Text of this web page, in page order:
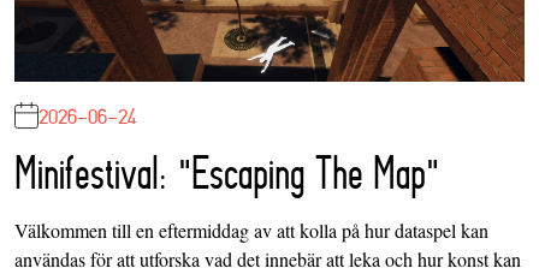
2026-06-24
Minifestival: "Escaping The Map"
Välkommen till en eftermiddag av att kolla på hur dataspel kan
användas för att utforska vad det innebär att leka och hur konst kan